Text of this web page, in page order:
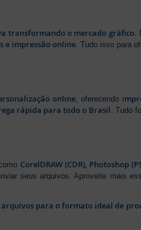
transformando o mercado gráfico.
e impressão online. Tudo isso para
online , oferecendo
rápida para todo o Brasil . Tudo
CorelDRAW (CDR), Photoshop
seus arquivos. Aproveite mais
para o formato ideal de